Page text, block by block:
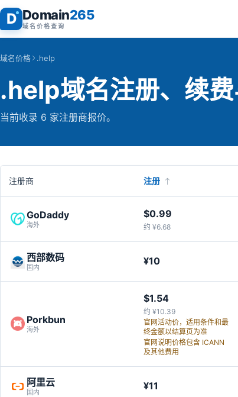
D Domain265
域名价格查询
域名价格 .help
.help域名注册、续
当前收录 6 家注册商报价。
注册商 注册
GoDaddy
海外
$0.99
约 ¥6.68
西部数码
国内
¥10
Porkbun
海外
$1.54
约 ¥10.39
官网活动价，适用条件和最
终金额以结算页为准
官网说明价格包含 ICANN
及其他费用
阿里云
国内
¥11